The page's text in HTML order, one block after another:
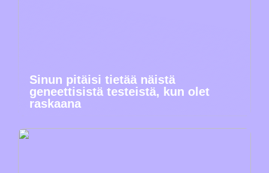
Sinun pitäisi tietää näistä
geneettisistä testeistä, kun olet
raskaana